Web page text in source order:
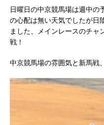
日曜日の中京競馬場は週中の
の心配は無い天気でしたが日
ました、メインレースのチャ
戦！
中京競馬場の雰囲気と新馬戦